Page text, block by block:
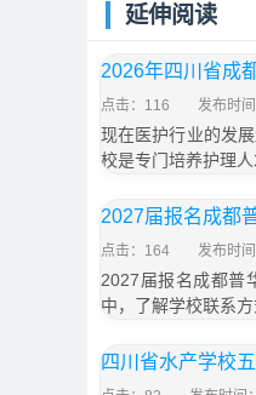
延伸阅读
2026年四川省成
点击：116 发布时
现在医护行业的发
校是专门培养护理
2027届报名成都
点击：164 发布时
2027届报名成都普
中，了解学校联系
四川省水产学校